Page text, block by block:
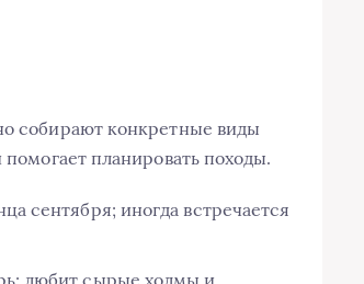
собирают конкретные виды
планировать походы.
сентября; иногда встречается
любит сырые холмы и